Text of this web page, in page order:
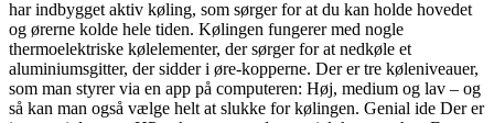
har indbygget aktiv køling, som sørger for at du kan holde hovedet
og ørerne kolde hele tiden. Kølingen fungerer med nogle
thermoelektriske kølelementer, der sørger for at nedkøle et
aluminiumsgitter, der sidder i øre-kopperne. Der er tre køleniveauer,
som man styrer via en app på computeren: Høj, medium og lav – og
så kan man også vælge helt at slukke for kølingen. Genial ide Der er